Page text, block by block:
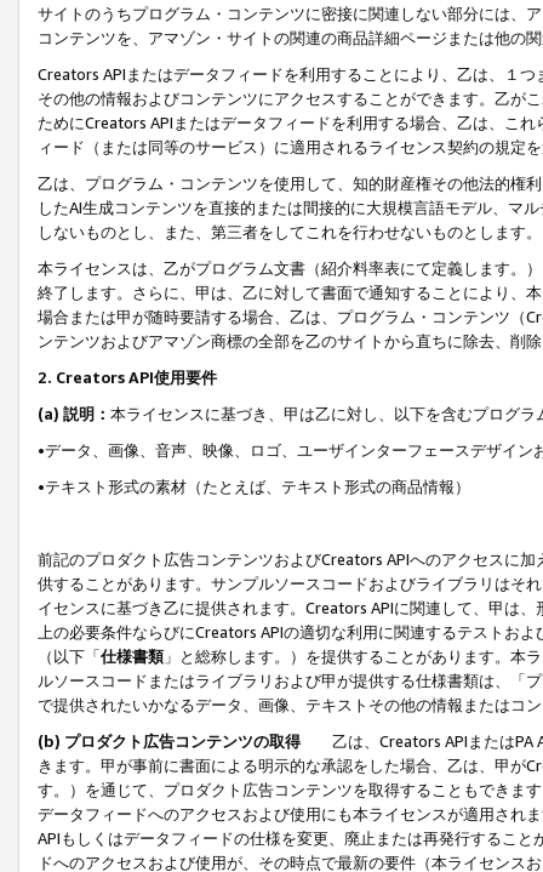
サイトのうちプログラム・コンテンツに密接に関連しない部分には、
コンテンツを、アマゾン・サイトの関連の商品詳細ページまたは他の
Creators APIまたはデータフィードを利用することにより、乙は、１
その他の情報およびコンテンツにアクセスすることができます。乙が
ためにCreators APIまたはデータフィードを利用する場合、乙は、こ
ィード（または同等のサービス）に適用されるライセンス契約の規定
乙は、プログラム・コンテンツを使用して、知的財産権その他法的権
したAI生成コンテンツを直接的または間接的に大規模言語モデル、マ
しないものとし、また、第三者をしてこれを行わせないものとします。
本ライセンスは、乙がプログラム文書（紹介料率表にて定義します。
終了します。さらに、甲は、乙に対して書面で通知することにより、
場合または甲が随時要請する場合、乙は、プログラム・コンテンツ（
ンテンツおよびアマゾン商標の全部を乙のサイトから直ちに除去、削
2. Creators API使用要件
(a) 説明： 本ライセンスに基づき、甲は乙に対し、以下を含むプログ
•データ、画像、音声、映像、ロゴ、ユーザインターフェースデザイ
•テキスト形式の素材（たとえば、テキスト形式の商品情報）
前記のプロダクト広告コンテンツおよびCreators APIへのアクセスに
供することがあります。サンプルソースコードおよびライブラリはそ
イセンスに基づき乙に提供されます。Creators APIに関連して、甲は
上の必要条件ならびにCreators APIの適切な利用に関連するテストお
（以下「仕様書類」と総称します。）を提供することがあります。本
ルソースコードまたはライブラリおよび甲が提供する仕様書類は、「
で提供されたいかなるデータ、画像、テキストその他の情報またはコ
(b) プロダクト広告コンテンツの取得
乙は、Creators APIまたはPA
きます。甲が事前に書面による明示的な承認をした場合、乙は、甲が
す。）を通じて、プロダクト広告コンテンツを取得することもできま
データフィードへのアクセスおよび使用にも本ライセンスが適用され
APIもしくはデータフィードの仕様を変更、廃止または再発行するこ
ドへのアクセスおよび使用が、その時点で最新の要件（本ライセン